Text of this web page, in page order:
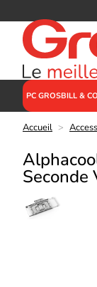
PC GROSBILL &
Accueil >